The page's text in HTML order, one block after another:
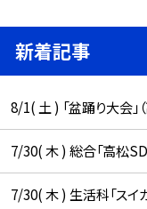
新着記事
8/1( 土 ) 「盆踊り大会」
7/30( 木 ) 総合「高松
7/30( 木 ) 生活科「スイ